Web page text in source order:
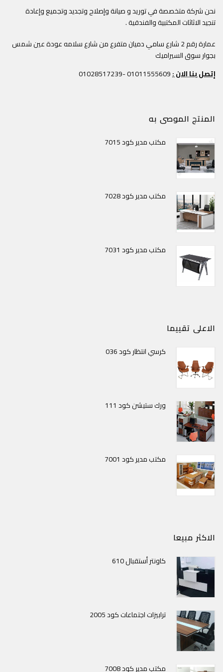
نحن شركة متخصصة في توريد و صيانة وإصلاح وتجديد وتجميع وإعادة
تنجيد الاثاثات المكتبية والفندقية .
عمارة رقم 2 شارع سامي دميان متفرع من شارع سلامه عودة عين شمس
بجوار سوق السيراميك
إتصل بنا الان :
المنتج الموصى به
مكتب مدير كود 7015
مكتب مدير كود 7028
مكتب مدير كود 7031
الاعلى تقييما
كرسي انتظار كود 036
ورك ستيشن كود 111
مكتب مدير كود 7001
الاكثر مبيعا
كاونتر أستقبال 610
ترابيزات اجتماعات كود 2005
مكتب مدير كود 7008